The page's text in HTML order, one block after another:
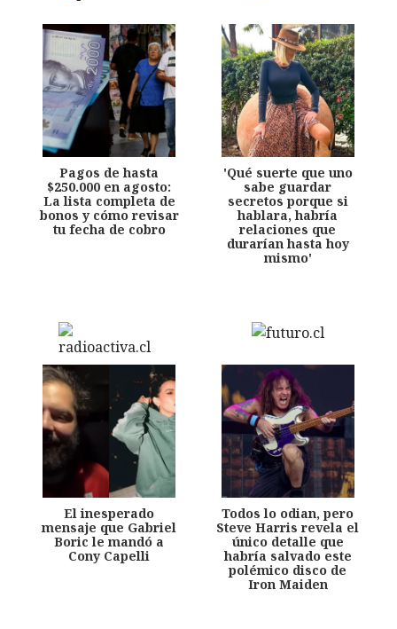
Pagos de hasta
$250.000 en agosto:
La lista completa de
bonos y cómo revisar
tu fecha de cobro
'Qué suerte que uno
sabe guardar
secretos porque si
hablara, habría
relaciones que
durarían hasta hoy
mismo'
El inesperado
mensaje que Gabriel
Boric le mandó a
Cony Capelli
Todos lo odian, pero
Steve Harris revela el
único detalle que
habría salvado este
polémico disco de
Iron Maiden